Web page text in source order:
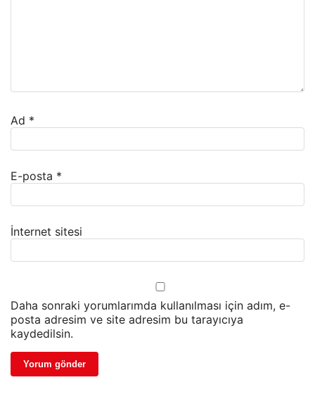
Ad *
E-posta *
İnternet sitesi
Daha sonraki yorumlarımda kullanılması için adım, e-
posta adresim ve site adresim bu tarayıcıya
kaydedilsin.